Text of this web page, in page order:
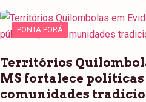
PONTA PORÃ
Territórios
MS fortalece
comunidades